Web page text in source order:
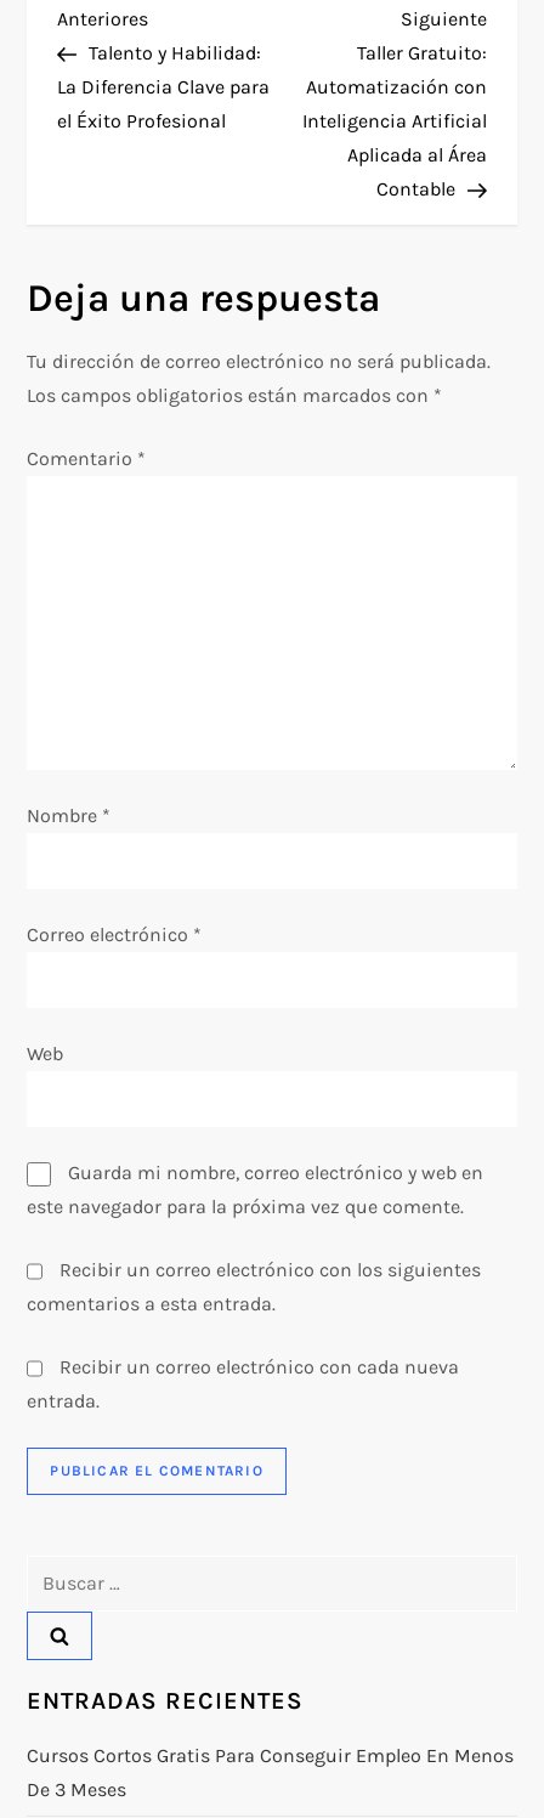
N
a
v
a
c
t
a
a
Entrada
anterior
Anteriores
Talento y Habilidad:
La Diferencia Clave para
el Éxito Profesional
Siguiente
Taller Gratuito:
Automatización con
Inteligencia Artificial
Aplicada al Área
Contable
Deja una respuesta
Tu dirección de correo electrónico no será publicada.
Los campos obligatorios están marcados con *
Comentario *
Nombre *
Correo electrónico *
Web
Guarda mi nombre, correo electrónico y web en
este navegador para la próxima vez que comente.
Recibir un correo electrónico con los siguientes
comentarios a esta entrada.
Recibir un correo electrónico con cada nueva
entrada.
ENTRADAS RECIENTES
Cursos Cortos Gratis Para Conseguir Empleo En Menos
De 3 Meses